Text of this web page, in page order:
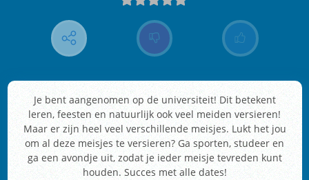
Je bent aangenomen op de universiteit! Dit betekent
leren, feesten en natuurlijk ook veel meiden versieren!
Maar er zijn heel veel verschillende meisjes. Lukt het jou
om al deze meisjes te versieren? Ga sporten, studeer en
ga een avondje uit, zodat je ieder meisje tevreden kunt
houden. Succes met alle dates!